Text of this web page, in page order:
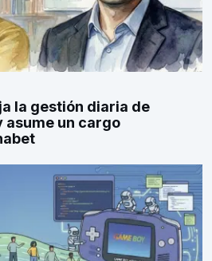
la gestión diaria de
asume un cargo